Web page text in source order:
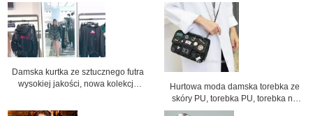
Damska kurtka ze sztucznego futra
wysokiej jakości, nowa kolekcja
Hurtowa moda damska torebka ze
skóry PU, torebka PU, torebka na
łańcuszku, torebka na ramię, cena